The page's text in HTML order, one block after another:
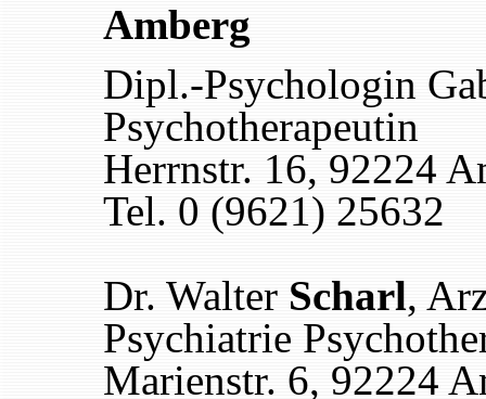
Amberg
Dipl.-Psychologin
Psychotherapeutin
Herrnstr. 16, 92224
Tel. 0 (9621) 25632
Dr. Walter Scharl,
Psychiatrie
Marienstr. 6, 92224